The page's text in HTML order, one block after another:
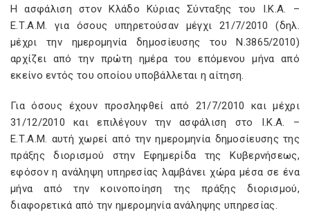
Η ασφάλιση στον Κλάδο Κύριας Σύνταξης του Ι.Κ.Α. –
Ε.Τ.A.M. για όσους υπηρετούσαν μέγχι 21/7/2010 (δηλ.
μέχρι την ημερομηνία δημοσίευσης του Ν.3865/2010)
αρχίζει από την πρώτη ημέρα του επόμενου μήνα από
εκείνο εντός του οποίου υποβάλλεται η αίτηση.
Για όσους έχουν προσληφθεί από 21/7/2010 και μέχρι
31/12/2010 και επιλέγουν την ασφάλιση στο Ι.Κ.Α. –
Ε.Τ.A.M. αυτή χωρεί από την ημερομηνία δημοσίευσης της
πράξης διορισμού στην Εφημερίδα της Κυβερνήσεως,
εφόσον η ανάληψη υπηρεσίας λαμβάνει χώρα μέσα σε ένα
μήνα από την κοινοποίηση της πράξης διορισμού,
διαφορετικά από την ημερομηνία ανάληψης υπηρεσίας.